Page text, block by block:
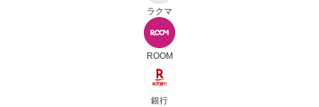
ラクマ
ROOM
銀行